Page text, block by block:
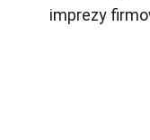
imprezy